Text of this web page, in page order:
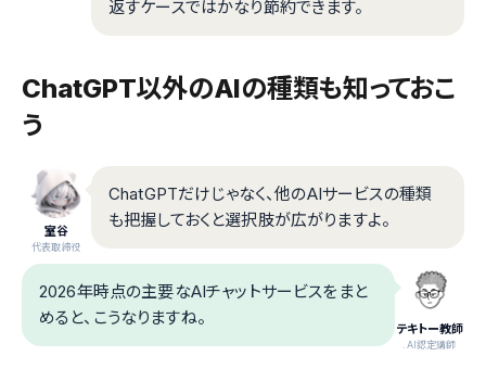
返すケースではかなり節約できます。
ChatGPT以外のAIの種類も知っておこ
う
室谷
代表取締役
ChatGPTだけじゃなく、他のAIサービスの種類
も把握しておくと選択肢が広がりますよ。
テキトー教師
.AI認定講師
2026年時点の主要なAIチャットサービスをまと
めると、こうなりますね。